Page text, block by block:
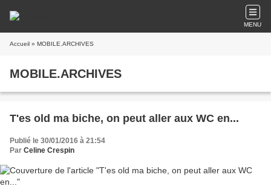
MENU
Accueil » MOBILE.ARCHIVES
MOBILE.ARCHIVES
T'es old ma biche, on peut aller aux WC en...
Publié le 30/01/2016 à 21:54
Par Celine Crespin